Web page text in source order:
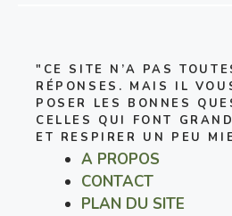
"CE SITE N’A PAS
RÉPONSES. MAIS IL
POSER LES BONNES
CELLES QUI FONT
ET RESPIRER UN PEU
A PROPOS
CONTACT
PLAN DU SITE